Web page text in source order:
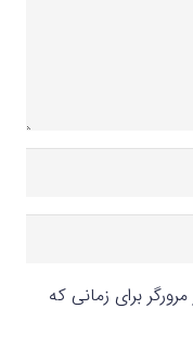
برای زمانی که